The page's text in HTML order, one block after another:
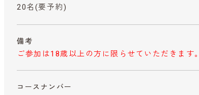
20名(要予約)
備考
ご参加は18歳以上の方に限らせていただきます。
コースナンバー